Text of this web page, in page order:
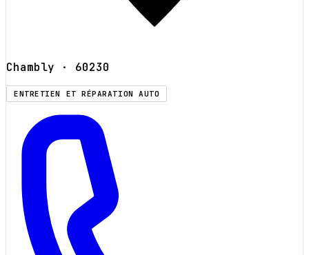
Chambly · 60230
ENTRETIEN ET RÉPARATION AUTO